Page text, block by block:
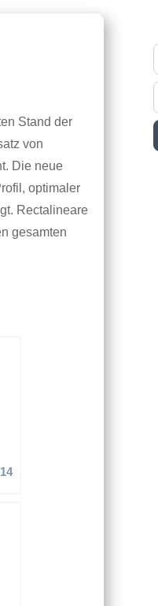
Stand der
von
Die neue
optimaler
Rectalineare
gesamten